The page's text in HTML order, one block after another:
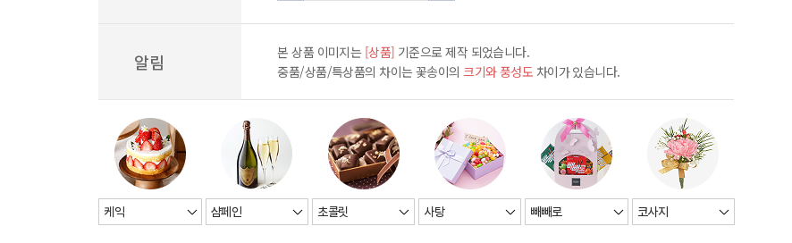
알림 본 상품 이미지는 [상품] 기준으로 제작 되었습니다.
중품/상품/특상품의 차이는 꽃송이의크기와 풍성도 차이가 있습니다.